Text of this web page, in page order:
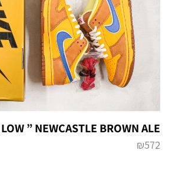
” NEWCASTLE BROWN ALE
₪572